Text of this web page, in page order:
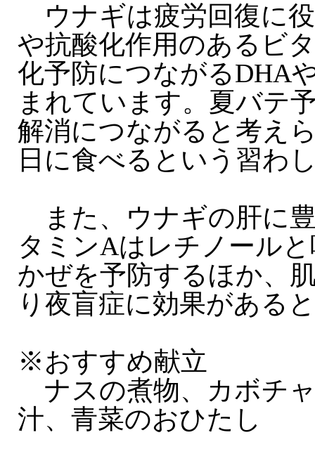
ウナギは疲労回復に
や抗酸化作用のあるビ
化予防につながるDHA
まれています。夏バテ
解消につながると考え
日に食べるという習わ
また、ウナギの肝に
タミンAはレチノール
かぜを予防するほか、
り夜盲症に効果がある
※おすすめ献立
ナスの煮物、カボチ
汁、青菜のおひたし